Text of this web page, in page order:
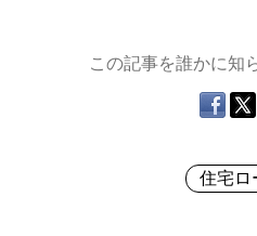
この記事を誰かに知
住宅ロ